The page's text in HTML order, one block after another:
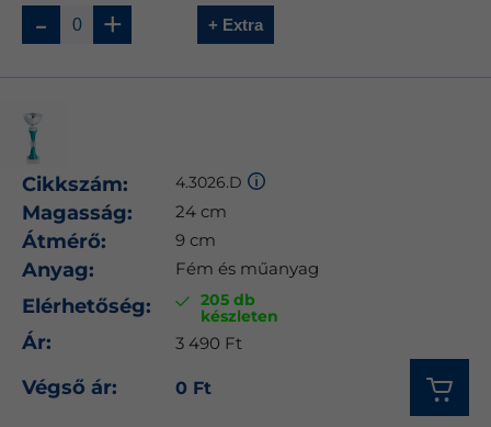
+ Extra
+
-
Cikkszám: 4.3026.D
Magasság: 24 cm
Átmérő: 9 cm
Anyag: Fém és műanyag
Elérhetőség:
205 db
készleten
Ár: 3 490 Ft
Végső ár: 0 Ft